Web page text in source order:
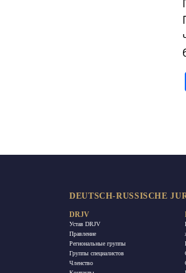
DEUTSCH-RUSSISCHE
DRJV
Устав DRJV
Правление
Региональные группы
Группы специалистов
Членство